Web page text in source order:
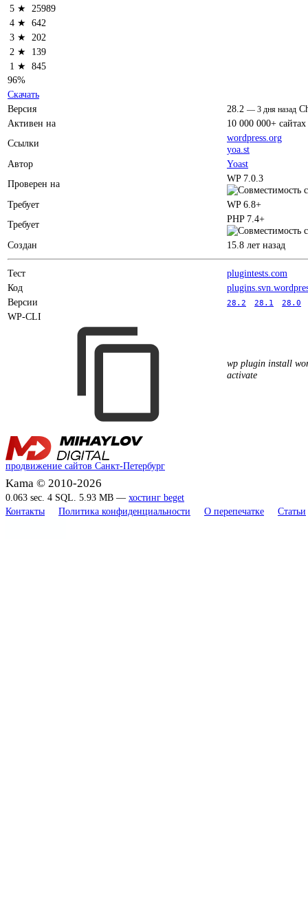
5 ★
25989
4 ★ 642
3 ★
202
2 ★
139
1 ★ 845
96%
Скачать
Версия
28.2 — 3 дня назад
Активен на
10 000 000+ сайтах
Ссылки
wordpress.org
yoa.st
Автор
Yoast
Проверен на
WP 7.0.3
Требует
WP 6.8+
Требует
PHP 7.4+
Создан 15.8 лет назад
Тест
plugintests.com
Код
Версии
28.2 28.1 28.0
WP-CLI
wp plugin install
activate
продвижение сайтов Санкт-Петербург
Kama © 2010-2026
0.063 sec. 4 SQL. 5.93 MB — хостинг beget
Контакты
Политика конфиденциальности О перепечатке Статьи